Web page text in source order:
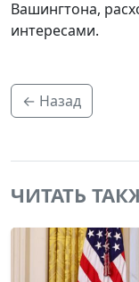
Вашингтона,
интересами.
← Назад
ЧИТАТЬ